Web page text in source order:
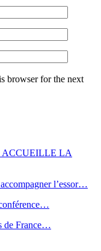
browser for the next
ACCUEILLE LA
l’essor…
de France…